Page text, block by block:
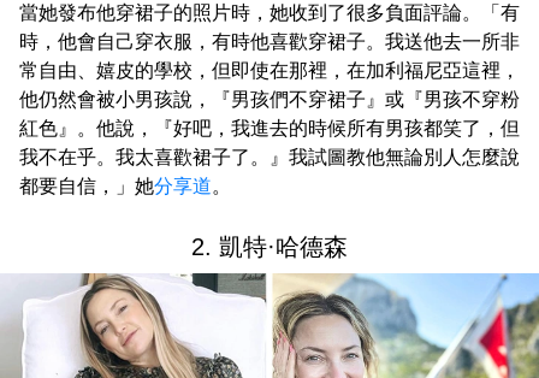
當她發布他穿裙子的照片時，她收到了很多負面評論。「有
時，他會自己穿衣服，有時他喜歡穿裙子。我送他去一所非
常自由、嬉皮的學校，但即使在那裡，在加利福尼亞這裡，
他仍然會被小男孩說，『男孩們不穿裙子』或『男孩不穿粉
紅色』。他說，『好吧，我進去的時候所有男孩都笑了，但
我不在乎。我太喜歡裙子了。』我試圖教他無論別人怎麼說
都要自信，」她分享道。
2. 凱特·哈德森